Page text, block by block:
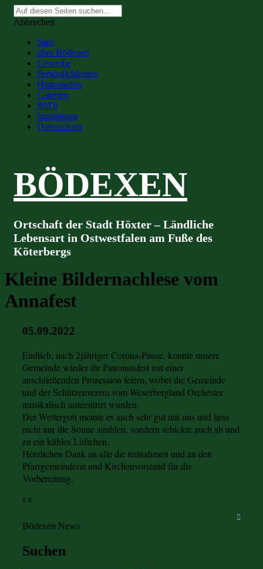
Suche
nach:
Abbrechen
Start
über Bödexen
Gewerbe
Persönlichkeiten
Historisches
Galerien
BöDi
Impressum
Datenschutz
BÖDEXEN
Ortschaft der Stadt Höxter – Ländliche
Lebensart in Ostwestfalen am Fuße des
Köterbergs
Kleine Bildernachlese vom
Annafest
05.09.2022
Endlich, nach 2jähriger Corona-Pause, konnte unsere
Gemeinde wieder ihr Patronatsfest mit einer
anschließenden Prozession feiern, wobei die Gemeinde
und der Schützenverein vom Weserbergland Orchester
musikalisch unterstützt wurden.
Der Wettergott meinte es auch sehr gut mit uns und liess
nicht nur die Sonne strahlen, sondern schickte auch ab und
zu ein kühles Lüftchen.
Herzlichen Dank an alle die teilnahmen und an den
Pfarrgemeinderat und Kirchenvorstand für die
Vorbereitung.
S.B.
Bödexen News
Suchen